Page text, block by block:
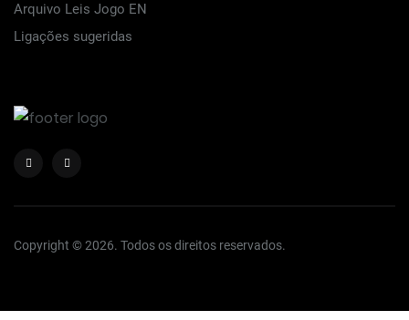
Arquivo Leis Jogo EN
Ligações sugeridas
Copyright © 2026. Todos os direitos reservados.